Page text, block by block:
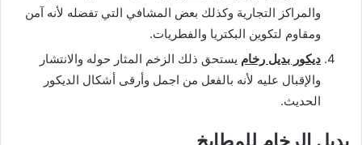
والمراكز التجارية وكذلك بعض المشافي التي تفضله لأنه آمن
ومقاوم لتكوين البكتريا والفطريات.
ديكور بديل رخام يستحق ذلك الزخم المثار حوله والانتشار
والإقبال عليه لأنه بالفعل من اجمل وأرقى أشكال الديكور
الحديث.